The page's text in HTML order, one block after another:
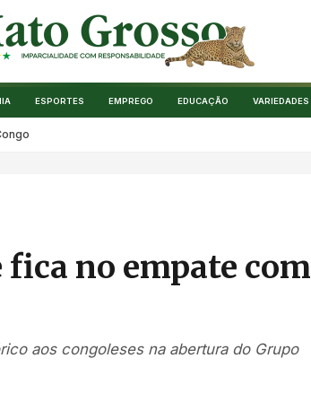
ESPORTES EMPREGO EDUCAÇÃO VARIEDADES
no empate com
aos congoleses na abertura do Grupo